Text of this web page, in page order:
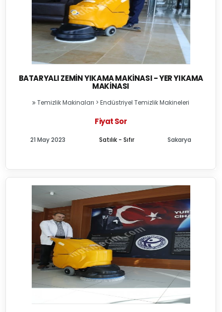
BATARYALI ZEMIN YIKAMA MAKINASI - YER YIKAMA
MAKINASI
Temizlik Makinaları >Endüstriyel Temizlik Makineleri
Fiyat Sor
Satılık - Sıfır
21 May 2023 Sakarya